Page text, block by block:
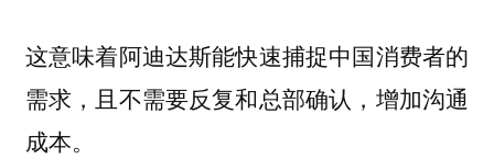
这意味着阿迪达斯能快速捕捉中国消费者的
需求，且不需要反复和总部确认，增加沟通
成本。